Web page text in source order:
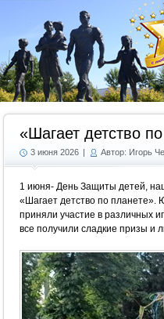
«Шагает детство
3 июня 2026 | Автор: Игорь
1 июня- День Защиты детей,
«Шагает детство по планете».
приняли участие в различных
все получили сладкие призы и